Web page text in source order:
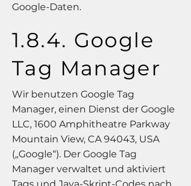
Google-Daten.
1.8.4. Google
Tag Manager
Wir benutzen Google Tag
Manager, einen Dienst der Google
LLC, 1600 Amphitheatre Parkway
Mountain View, CA 94043, USA
(„Google“). Der Google Tag
Manager verwaltet und aktiviert